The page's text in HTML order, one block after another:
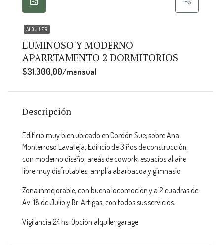
ALQUILER
LUMINOSO Y MODERNO
APARRTAMENTO 2 DORMITORIOS
$31.000,00/mensual
Descripción
Edificio muy bien ubicado en Cordón Sue, sobre Ana
Monterroso Lavalleja, Edificio de 3 ños de construcción,
con moderno diseño, areás de cowork, espacios al aire
libre muy disfrutables, amplia abarbacoa y gimnasio
Zona inmejorable, con buena locomoción y a 2 cuadras de
Av. 18 de Julio y Br. Artigas, con todos sus servicios.
Vigilancia 24 hs. Opción alquiler garage